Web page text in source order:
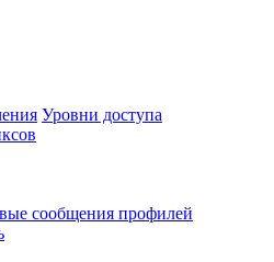
Уровни доступа
сообщения профилей